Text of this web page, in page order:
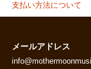
支払い方法について
メールアドレス